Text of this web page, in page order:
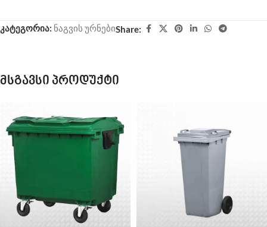
კატეგორია: ნაგვის ურნებიShare:
მსგავსი პროდუქტი